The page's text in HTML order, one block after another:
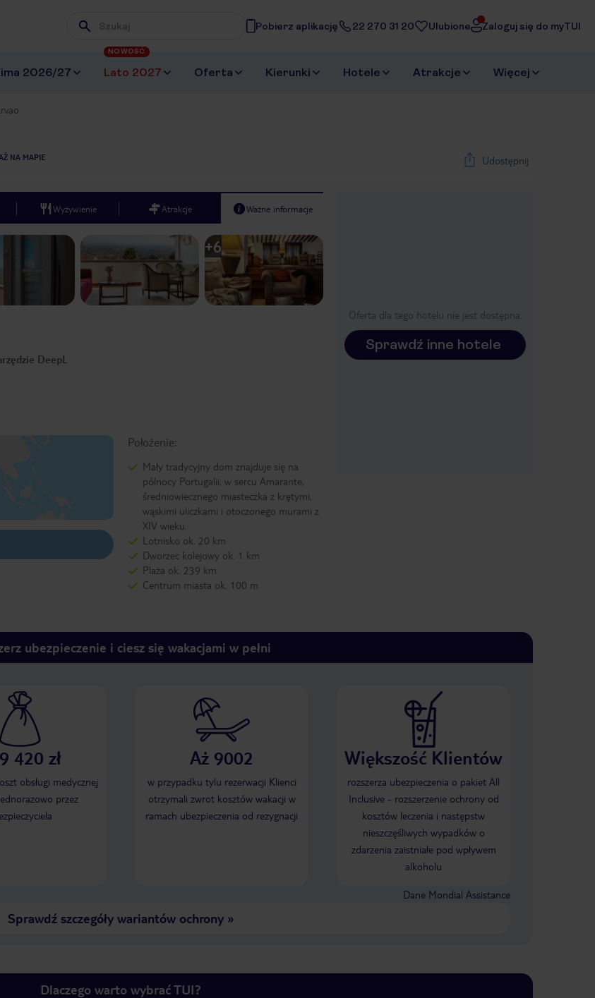
Wpisz frazę, której szukasz
Pobierz aplikację 22 270 31 20 Ulubione Zaloguj się do myTUI
2026/27 Lato 2027
NOWOŚĆ
Oferta Kierunki Hotele Atrakcje Więcej
NA MAPIE Udostępnij
Oferta dla tego hotelu nie jest dostępna.
Sprawdź inne hotele
Wyżywienie Atrakcje Ważne informacje
Next slide
1 /12
+6
DeepL
Położenie:
Mały tradycyjny dom znajduje się na
północy Portugalii, w sercu Amarante,
średniowiecznego miasteczka z krętymi,
wąskimi uliczkami i otoczonego murami z
XIV wieku.
Lotnisko ok. 20 km
Dworzec kolejowy ok. 1 km
Plaża ok. 239 km
Centrum miasta ok. 100 m
ubezpieczenie i ciesz się wakacjami w pełni
420 zł
obsługi medycznej
przez
Aż 9002
w przypadku tylu rezerwacji Klienci
otrzymali zwrot kosztów wakacji w
ramach ubezpieczenia od rezygnacji
Większość Klientów
rozszerza ubezpieczenia o pakiet All
Inclusive - rozszerzenie ochrony od
kosztów leczenia i następstw
nieszczęśliwych wypadków o
zdarzenia zaistniałe pod wpływem
alkoholu
Dane Mondial Assistance
Sprawdź szczegóły wariantów ochrony»
Dlaczego warto wybrać TUI?